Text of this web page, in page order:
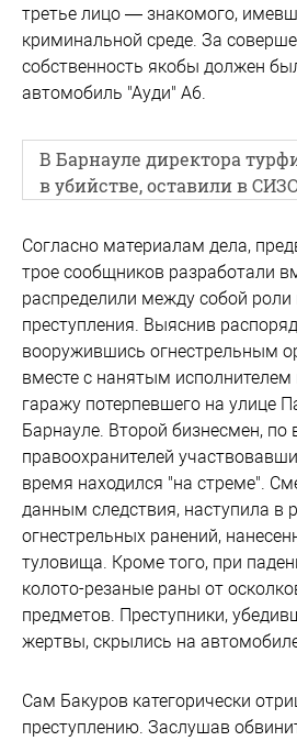
третье лицо — знакомого,
криминальной среде. За
собственность якобы должен
автомобиль "Ауди" А6.
В Барнауле директора
в убийстве, оставили в
Согласно материалам дела,
трое сообщников разработали
распределили между собой
преступления. Выяснив
вооружившись огнестрельным
вместе с нанятым исполнителем
гаражу потерпевшего на улице
Барнауле. Второй бизнесмен, по
правоохранителей
время находился "на стреме".
данным следствия, наступила в
огнестрельных ранений,
туловища. Кроме того, при
колото-резаные раны от
предметов. Преступники,
жертвы, скрылись на
Сам Бакуров категорически
преступлению. Заслушав